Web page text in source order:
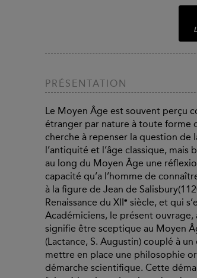
PRÉSENTATION
Le Moyen Âge est souvent perçu
étranger par nature à toute forme
cherche à repenser la question
l’antiquité et l’âge classique,
au long du Moyen Âge une
capacité qu’a l’homme de
à la figure de Jean de
Renaissance du XII
e siècle, et qui
Académiciens, le présent
signifie être sceptique au Moyen
(Lactance, S. Augustin) couplé à
mettre en place une philosophie
démarche scientifique. Cette